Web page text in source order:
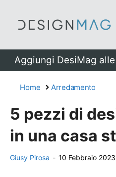
Aggiungi DesiMag
Home Arredamento
5 pezzi di
in una casa
Giusy Pirosa - 10 Febbraio 2023